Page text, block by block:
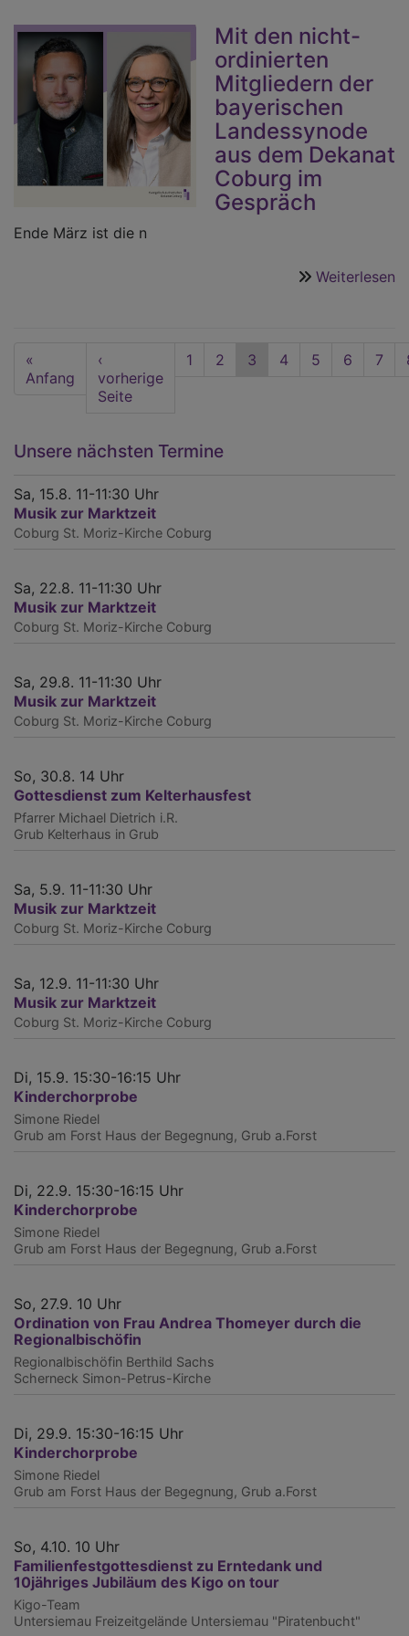
Mit den nicht-
ordinierten
Mitgliedern der
bayerischen
Landessynode
aus dem Dekanat
Coburg im
Gespräch
Ende März ist die n
Weiterlesen
Seitennummerierung
First
page
«
Anfang
Vorherige
Seite
‹
vorherige
Seite
Seite
1 Seite
2
Aktuelle
3 Seite
4 Seite
5 Seite
6 Seite
7
Unsere nächsten Termine
Sa, 15.8. 11-11:30 Uhr
Musik zur Marktzeit
Coburg St. Moriz-Kirche Coburg
Sa, 22.8. 11-11:30 Uhr
Musik zur Marktzeit
Coburg St. Moriz-Kirche Coburg
Sa, 29.8. 11-11:30 Uhr
Musik zur Marktzeit
Coburg St. Moriz-Kirche Coburg
So, 30.8. 14 Uhr
Gottesdienst zum Kelterhausfest
Pfarrer Michael Dietrich i.R.
Grub Kelterhaus in Grub
Sa, 5.9. 11-11:30 Uhr
Musik zur Marktzeit
Coburg St. Moriz-Kirche Coburg
Sa, 12.9. 11-11:30 Uhr
Musik zur Marktzeit
Coburg St. Moriz-Kirche Coburg
Di, 15.9. 15:30-16:15 Uhr
Kinderchorprobe
Simone Riedel
Grub am Forst Haus der Begegnung, Grub a.Forst
Di, 22.9. 15:30-16:15 Uhr
Kinderchorprobe
Simone Riedel
Grub am Forst Haus der Begegnung, Grub a.Forst
So, 27.9. 10 Uhr
Ordination von Frau Andrea Thomeyer durch die
Regionalbischöfin
Regionalbischöfin Berthild Sachs
Scherneck Simon-Petrus-Kirche
Di, 29.9. 15:30-16:15 Uhr
Kinderchorprobe
Simone Riedel
Grub am Forst Haus der Begegnung, Grub a.Forst
So, 4.10. 10 Uhr
Familienfestgottesdienst zu Erntedank und
10jähriges Jubiläum des Kigo on tour
Kigo-Team
Untersiemau Freizeitgelände Untersiemau "Piratenbucht"